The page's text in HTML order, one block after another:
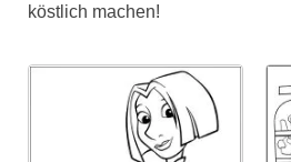
köstlich machen!